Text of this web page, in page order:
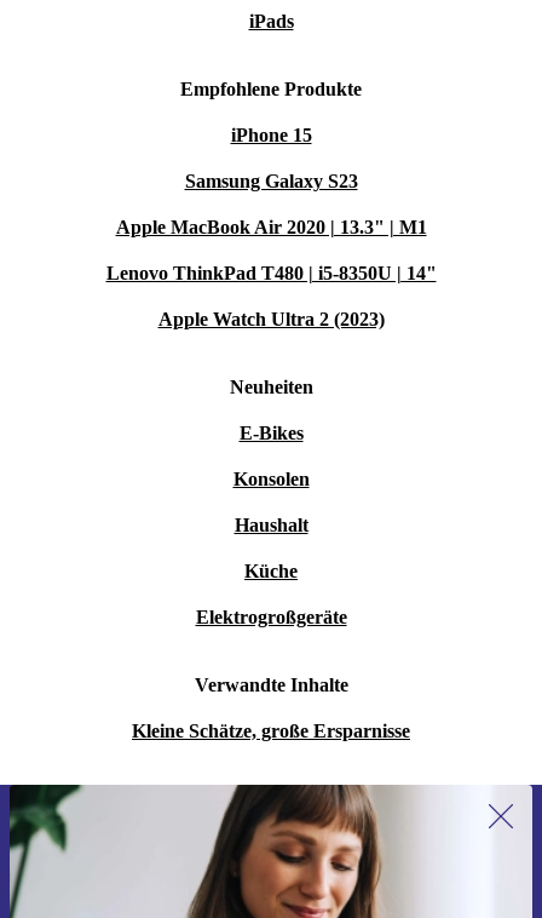
iPads
Empfohlene Produkte
iPhone 15
Samsung Galaxy S23
Apple MacBook Air 2020 | 13.3" | M1
Lenovo ThinkPad T480 | i5-8350U | 14"
Apple Watch Ultra 2 (2023)
Neuheiten
E-Bikes
Konsolen
Haushalt
Küche
Elektrogroßgeräte
Verwandte Inhalte
Kleine Schätze, große Ersparnisse
Erstmals zum Newsletter anmelden,
15 € sparen!
Verpasse kein Angebot mehr.